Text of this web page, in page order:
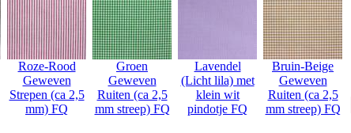
Roze-Rood
Geweven
Strepen (ca 2,5
mm) FQ
Groen
Geweven
Ruiten (ca 2,5
mm streep) FQ
Lavendel
(Licht lila) met
klein wit
pindotje FQ
Bruin-Beige
Geweven
Ruiten (ca 2,5
mm streep) FQ